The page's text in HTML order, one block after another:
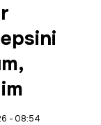
- 08:54